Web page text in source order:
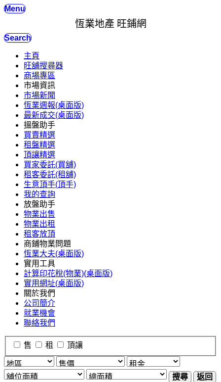
Menu
恆業地產 旺鋪網
Search
主頁
旺舖搜尋器
商場專區
市場資訊
市場新聞
恆業週報(桌面版)
最新成交(桌面版)
搵盤助手
買賣精選
租盤精選
頂讓精選
買家委託(買舖)
租客委託(租舖)
生意頂手(頂手)
我的查詢
放盤助手
物業出售
物業出租
租客放頂
商鋪物業問題
恆業大夫(桌面版)
實用工具
計算印花稅(物業)(桌面版)
實用網址(桌面版)
關於我們
公司簡介
就業機會
聯絡我們
售 租 頂讓
搜尋 返回